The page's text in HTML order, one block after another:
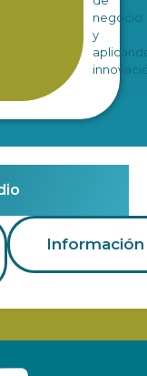
negocio
y
Información